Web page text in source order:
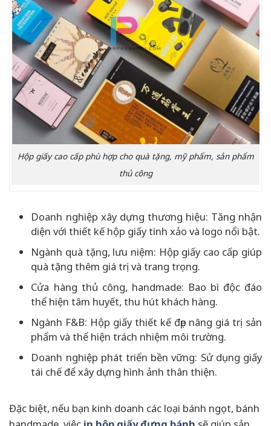
Hộp giấy cao cấp phù hợp cho quà tặng, mỹ phẩm, sản phẩm
thủ công
Doanh nghiệp xây dựng thương hiệu: Tăng nhận
diện với thiết kế hộp giấy tinh xảo và logo nổi bật.
Ngành quà tặng, lưu niệm: Hộp giấy cao cấp giúp
quà tặng thêm giá trị và trang trọng.
Cửa hàng thủ công, handmade: Bao bì độc đáo
thể hiện tâm huyết, thu hút khách hàng.
Ngành F&B: Hộp giấy thiết kế đẹp nâng giá trị sản
phẩm và thể hiện trách nhiệm môi trường.
Doanh nghiệp phát triển bền vững: Sử dụng giấy
tái chế để xây dựng hình ảnh thân thiện.
Đặc biệt, nếu bạn kinh doanh các loại bánh ngọt, bánh